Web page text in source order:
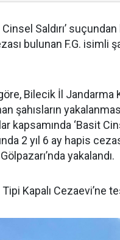
Saldırı’
bulunan F.G. isimli
Bilecik İl Jandarma
şahısların
kapsamında ‘Basit
2 yıl 6 ay hapis
yakalandı.
Kapalı Cezaevi’ne